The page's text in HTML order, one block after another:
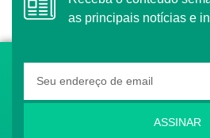
as principais notícias e
ASSINAR